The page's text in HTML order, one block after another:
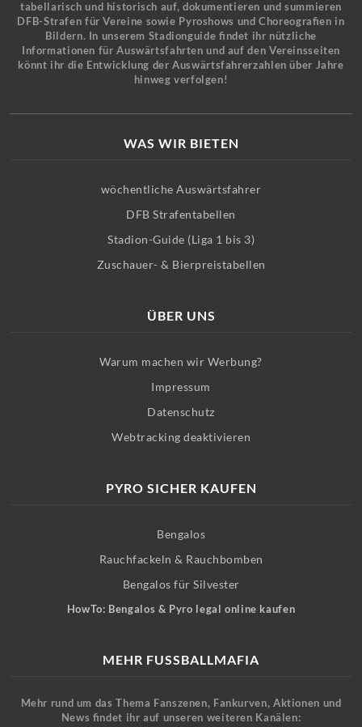
tabellarisch und historisch auf, dokumentieren und summieren
DFB-Strafen für Vereine sowie Pyroshows und Choreografien in
Bildern. In unserem Stadionguide findet ihr nützliche
Informationen für Auswärtsfahrten und auf den Vereinsseiten
könnt ihr die Entwicklung der Auswärtsfahrerzahlen über Jahre
hinweg verfolgen!
WAS WIR BIETEN
wöchentliche Auswärtsfahrer
DFB Strafentabellen
Stadion-Guide (Liga 1 bis 3)
Zuschauer- & Bierpreistabellen
ÜBER UNS
Warum machen wir Werbung?
Impressum
Datenschutz
Webtracking deaktivieren
PYRO SICHER KAUFEN
Bengalos
Rauchfackeln & Rauchbomben
Bengalos für Silvester
HowTo: Bengalos & Pyro legal online kaufen
MEHR FUSSBALLMAFIA
Mehr rund um das Thema Fanszenen, Fankurven, Aktionen und
News findet ihr auf unseren weiteren Kanälen: